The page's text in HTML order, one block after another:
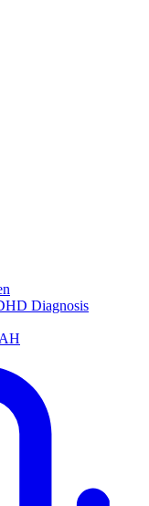
Diagnosis